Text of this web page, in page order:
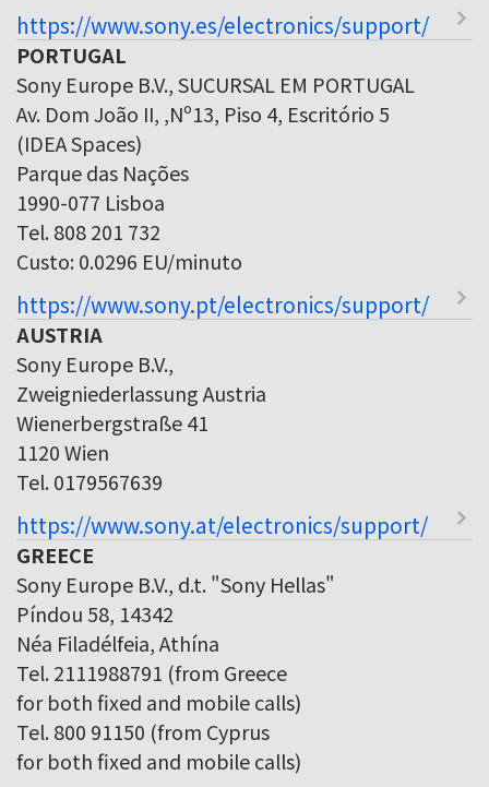
https://www.sony.es/electronics/support/
PORTUGAL
Sony Europe B.V., SUCURSAL EM PORTUGAL
Av. Dom João II, ,Nº13, Piso 4, Escritório 5
(IDEA Spaces)
Parque das Nações
1990-077 Lisboa
Tel. 808 201 732
Custo: 0.0296 EU/minuto
https://www.sony.pt/electronics/support/
AUSTRIA
Sony Europe B.V.,
Zweigniederlassung Austria
Wienerbergstraße 41
1120 Wien
Tel. 0179567639
https://www.sony.at/electronics/support/
GREECE
Sony Europe B.V., d.t. "Sony Hellas"
Píndou 58, 14342
Néa Filadélfeia, Athína
Tel. 2111988791 (from Greece
for both fixed and mobile calls)
Tel. 800 91150 (from Cyprus
for both fixed and mobile calls)